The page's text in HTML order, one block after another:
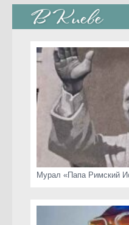
стрит-арт
коты Киева
скамейки
часы Киева
Мурал «Папа Римский